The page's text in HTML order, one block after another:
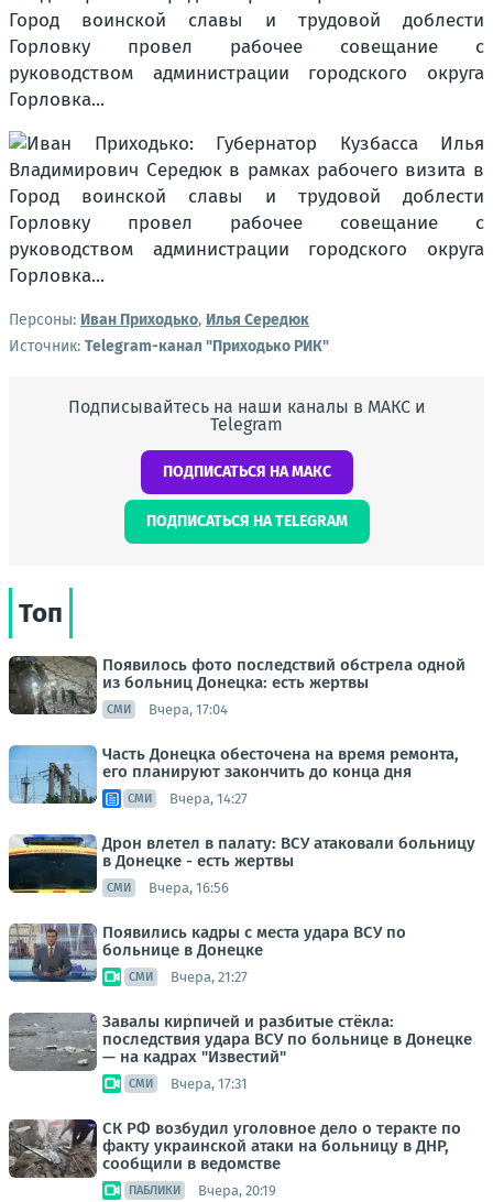
Персоны: Иван Приходько, Илья Середюк
Источник: Telegram-канал "Приходько РИК"
Подписывайтесь на наши каналы в МАКС и
Telegram
ПОДПИСАТЬСЯ НА МАКС
ПОДПИСАТЬСЯ НА TELEGRAM
Топ
Появилось фото последствий обстрела одной
из больниц Донецка: есть жертвы
СМИ Вчера, 17:04
Часть Донецка обесточена на время ремонта,
его планируют закончить до конца дня
СМИ Вчера, 14:27
Дрон влетел в палату: ВСУ атаковали больницу
в Донецке - есть жертвы
СМИ Вчера, 16:56
Появились кадры с места удара ВСУ по
больнице в Донецке
СМИ Вчера, 21:27
Завалы кирпичей и разбитые стёкла:
последствия удара ВСУ по больнице в Донецке
— на кадрах "Известий"
СМИ Вчера, 17:31
СК РФ возбудил уголовное дело о теракте по
факту украинской атаки на больницу в ДНР,
сообщили в ведомстве
ПАБЛИКИ Вчера, 20:19